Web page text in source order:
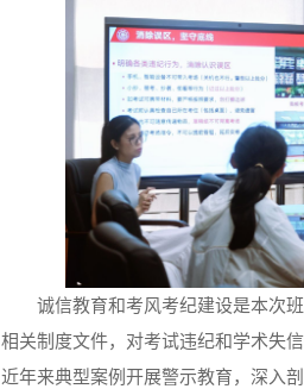
诚信教育和考风考纪建设是本次
相关制度文件，对考试违纪和学术失
近年来典型案例开展警示教育，深入